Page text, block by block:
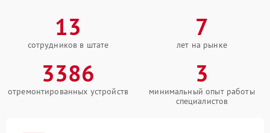
13
сотрудников в штате
7
лет на рынке
3386
отремонтированных устройств
3
минимальный опыт работы
специалистов